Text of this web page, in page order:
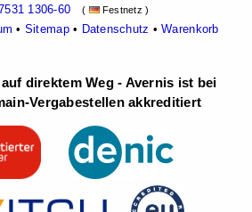
1306-60 ( Festnetz )
• Sitemap• Datenschutz •Warenkorb
direktem Weg - Avernis ist bei
Vergabestellen akkreditiert